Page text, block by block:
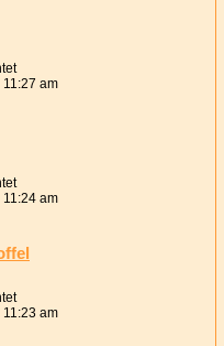
11:27 am
11:24 am
11:23 am